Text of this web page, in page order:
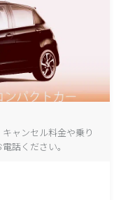
ャンセル料金や乗り
話ください。